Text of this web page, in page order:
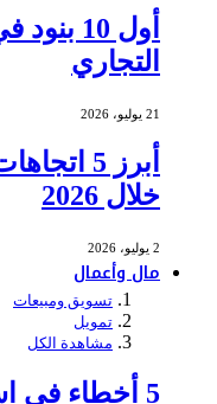
أول 10
التجاري
21 يوليو، 2026
أبرز 5
خلال 2026
2 يوليو، 2026
مال وأعمال
تسويق ومبيعات
تمويل
مشاهدة الكل
5 أخطاء في